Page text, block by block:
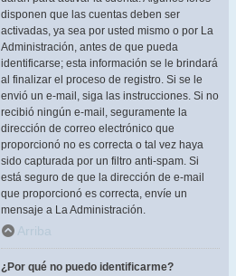
disponen que las cuentas deben ser
activadas, ya sea por usted mismo o por La
Administración, antes de que pueda
identificarse; esta información se le brindará
al finalizar el proceso de registro. Si se le
envió un e-mail, siga las instrucciones. Si no
recibió ningún e-mail, seguramente la
dirección de correo electrónico que
proporcionó no es correcta o tal vez haya
sido capturada por un filtro anti-spam. Si
está seguro de que la dirección de e-mail
que proporcionó es correcta, envíe un
mensaje a La Administración.
Arriba
¿Por qué no puedo identificarme?